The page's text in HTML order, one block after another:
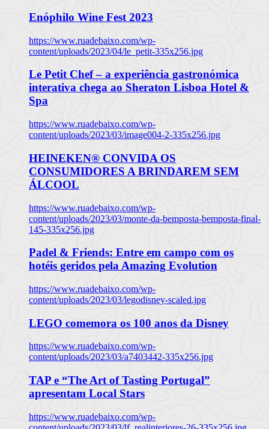
Enóphilo Wine Fest 2023
https://www.ruadebaixo.com/wp-
content/uploads/2023/04/le_petit-335x256.jpg
Le Petit Chef – a experiência gastronómica
interativa chega ao Sheraton Lisboa Hotel &
Spa
https://www.ruadebaixo.com/wp-
content/uploads/2023/03/image004-2-335x256.jpg
HEINEKEN® CONVIDA OS
CONSUMIDORES A BRINDAREM SEM
ÁLCOOL
https://www.ruadebaixo.com/wp-
content/uploads/2023/03/monte-da-bemposta-bemposta-final-
145-335x256.jpg
Padel & Friends: Entre em campo com os
hotéis geridos pela Amazing Evolution
https://www.ruadebaixo.com/wp-
content/uploads/2023/03/legodisney-scaled.jpg
LEGO comemora os 100 anos da Disney
https://www.ruadebaixo.com/wp-
content/uploads/2023/03/a7403442-335x256.jpg
TAP e “The Art of Tasting Portugal”
apresentam Local Stars
https://www.ruadebaixo.com/wp-